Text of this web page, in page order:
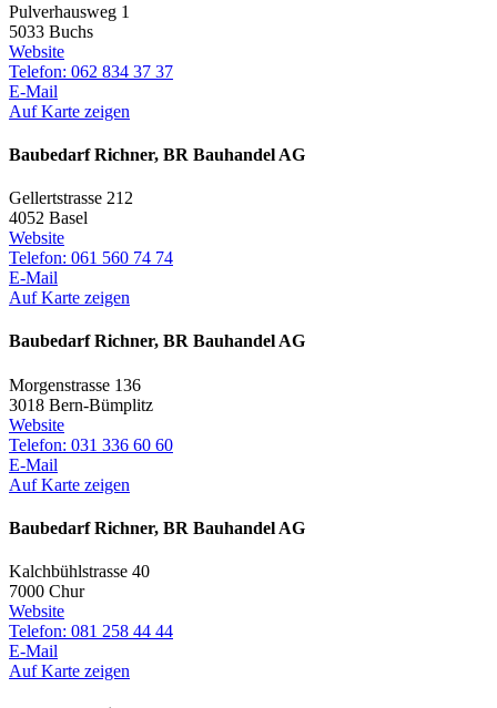
Pulverhausweg 1
5033 Buchs
Website
Telefon: 062 834 37 37
E-Mail
Auf Karte zeigen
Baubedarf Richner, BR Bauhandel AG
Gellertstrasse 212
4052 Basel
Website
Telefon: 061 560 74 74
E-Mail
Auf Karte zeigen
Baubedarf Richner, BR Bauhandel AG
Morgenstrasse 136
3018 Bern-Bümplitz
Website
Telefon: 031 336 60 60
E-Mail
Auf Karte zeigen
Baubedarf Richner, BR Bauhandel AG
Kalchbühlstrasse 40
7000 Chur
Website
Telefon: 081 258 44 44
E-Mail
Auf Karte zeigen